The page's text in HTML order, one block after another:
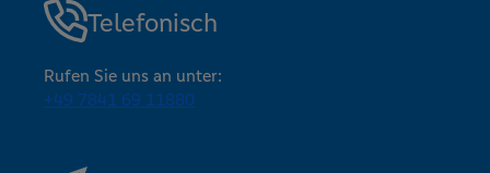
Telefonisch
Rufen Sie uns an unter:
+49 7841 69 11880